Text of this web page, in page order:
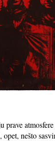
prave
nešto